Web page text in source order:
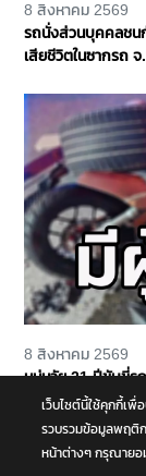
8 สิงหาคม 2569
รถนั่งส่วนบุคคลชน
เสียชีวิตในซากรถ
8 สิงหาคม 2569
หนุ่มวัย 21 ปีขับขี่ร
ถนนพุทธมณฑล สา
เว็บไซต์นี้ใช้คุกกี้เพื่
รวบรวมข้อมูลพฤติก
หน้าต่างๆ กรุณายอ